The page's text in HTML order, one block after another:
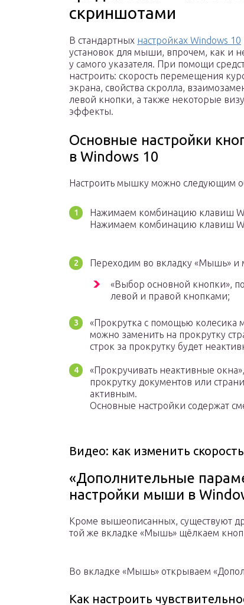
скриншотами
В стандартных настройках Windows 10
установок для мыши, впрочем, как и
у самого указателя. При помощи
настроить: скорость перемещения
экрана, свойства скролла,
левой кнопки, а также некоторые
эффекты.
Основные настройки
в Windows 10
Настроить мышку можно следующим
Нажимаем комбинацию клавиш
Нажимаем комбинацию клавиш
Переходим во вкладку «Мышь» и
«Выбор основной кнопки»,
левой и правой кнопками;
«Прокрутка с помощью колесика
можно заменить на прокрутку
строк за прокрутку будет
«Прокручивать неактивные
прокрутку документов или
активным.
Основные настройки содержат
Видео: как изменить
«Дополнительные
настройки мыши в
Кроме вышеописанных, существуют
той же вкладке «Мышь» щёлкаем
Во вкладке «Мышь» открываем
Как настроить